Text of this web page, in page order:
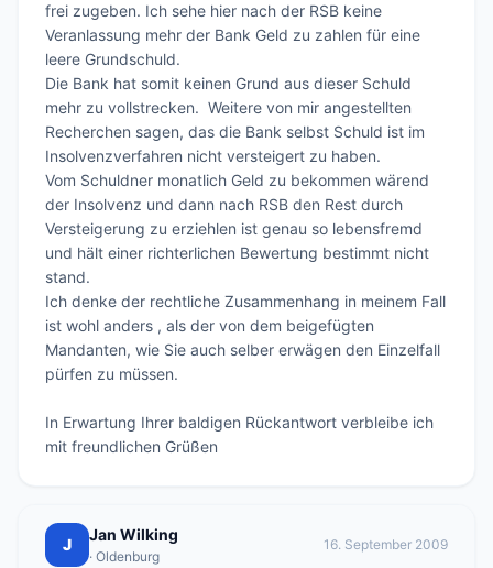
frei zugeben. Ich sehe hier nach der RSB keine
Veranlassung mehr der Bank Geld zu zahlen für eine
leere Grundschuld.
Die Bank hat somit keinen Grund aus dieser Schuld
mehr zu vollstrecken.  Weitere von mir angestellten
Recherchen sagen, das die Bank selbst Schuld ist im
Insolvenzverfahren nicht versteigert zu haben.
Vom Schuldner monatlich Geld zu bekommen wärend
der Insolvenz und dann nach RSB den Rest durch
Versteigerung zu erziehlen ist genau so lebensfremd
und hält einer richterlichen Bewertung bestimmt nicht
stand.
Ich denke der rechtliche Zusammenhang in meinem Fall
ist wohl anders , als der von dem beigefügten
Mandanten, wie Sie auch selber erwägen den Einzelfall
pürfen zu müssen.
In Erwartung Ihrer baldigen Rückantwort verbleibe ich
mit freundlichen Grüßen
J
Jan Wilking
· Oldenburg
16. September 2009